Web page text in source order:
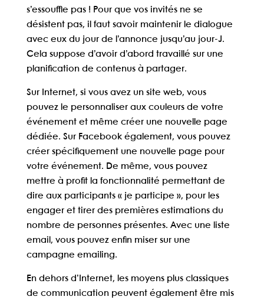
s’essouffle pas ! Pour que vos invités ne se
désistent pas, il faut savoir maintenir le dialogue
avec eux du jour de l’annonce jusqu’au jour-J.
Cela suppose d’avoir d’abord travaillé sur une
planification de contenus à partager.
Sur Internet, si vous avez un site web, vous
pouvez le personnaliser aux couleurs de votre
événement et même créer une nouvelle page
dédiée. Sur Facebook également, vous pouvez
créer spécifiquement une nouvelle page pour
votre événement. De même, vous pouvez
mettre à profit la fonctionnalité permettant de
dire aux participants « je participe », pour les
engager et tirer des premières estimations du
nombre de personnes présentes. Avec une liste
email, vous pouvez enfin miser sur une
campagne emailing.
En dehors d’Internet, les moyens plus classiques
de communicationpeuvent également être mis